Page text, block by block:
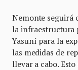
Nemonte seguirá
la infraestructura
Yasuní para la
las medidas de
llevar a cabo.